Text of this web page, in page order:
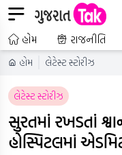
હોમ રાજનીતિ
હોમ લેટેસ્ટ સ્ટોરીઝ
લેટેસ્ટ સ્ટોરીઝ
સુરતમાં રખડતાં
હોસ્પિટલમાં